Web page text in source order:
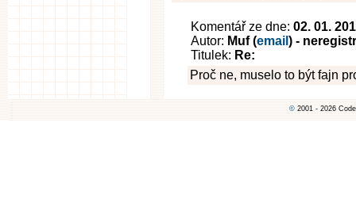
Komentář ze dne: 02. 01.
Autor: Muf (email ) -
Titulek: Re:
Proč ne, muselo to být fajn
© 2001 - 2026